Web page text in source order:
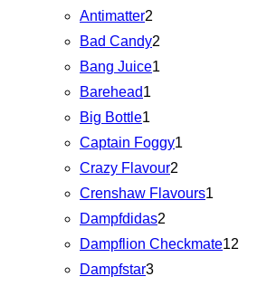
Antimatter2
Bad Candy2
Bang Juice1
Barehead1
Big Bottle1
Captain Foggy1
Crazy Flavour2
Crenshaw Flavours1
Dampfdidas2
Dampflion Checkmate12
Dampfstar3